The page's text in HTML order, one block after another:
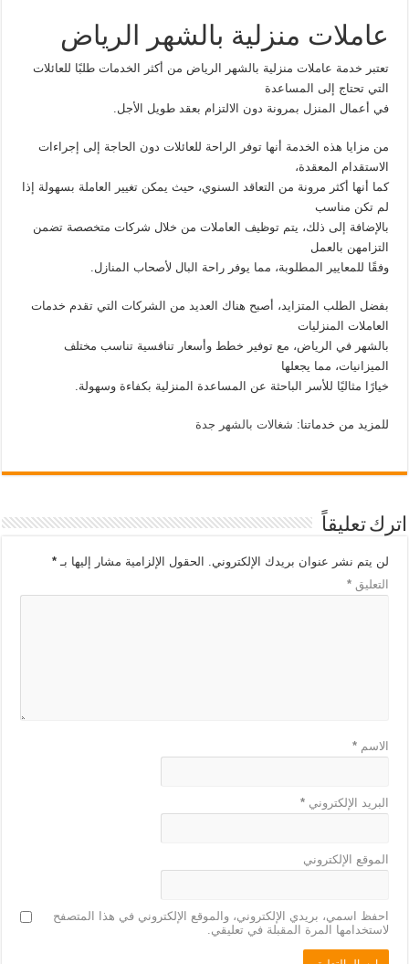
عاملات منزلية بالشهر الرياض
تعتبر خدمة عاملات منزلية بالشهر الرياض من أكثر الخدمات طلبًا للعائلات
التي تحتاج إلى المساعدة
في أعمال المنزل بمرونة دون الالتزام بعقد طويل الأجل.
من مزايا هذه الخدمة أنها توفر الراحة للعائلات دون الحاجة إلى إجراءات
الاستقدام المعقدة،
كما أنها أكثر مرونة من التعاقد السنوي، حيث يمكن تغيير العاملة بسهولة إذا
لم تكن مناسب
بالإضافة إلى ذلك، يتم توظيف العاملات من خلال شركات متخصصة تضمن
التزامهن بالعمل
وفقًا للمعايير المطلوبة، مما يوفر راحة البال لأصحاب المنازل.
بفضل الطلب المتزايد، أصبح هناك العديد من الشركات التي تقدم خدمات
العاملات المنزليات
بالشهر في الرياض، مع توفير خطط وأسعار تنافسية تناسب مختلف
الميزانيات، مما يجعلها
خيارًا مثاليًا للأسر الباحثة عن المساعدة المنزلية بكفاءة وسهولة.
للمزيد من خدماتنا: شغالات بالشهر جدة
اترك تعليقاً
لن يتم نشر عنوان بريدك الإلكتروني. الحقول الإلزامية مشار إليها بـ*
التعليق*
الاسم*
البريد الإلكتروني*
الموقع الإلكتروني
احفظ اسمي، بريدي الإلكتروني، والموقع الإلكتروني في هذا المتصفح
لاستخدامها المرة المقبلة في تعليقي.